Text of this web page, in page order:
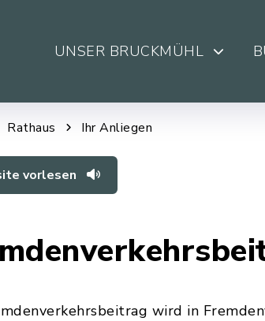
UNSER BRUCKMÜHL
Rathaus Ihr Anliegen
vorlesen
wird in